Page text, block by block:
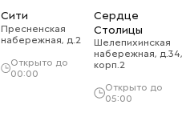
Сити
Пресненская
набережная, д.2
Открыто до
00:00
Сердце
Столицы
Шелепихинская
набережная, д.34,
корп.2
Открыто до
05:00